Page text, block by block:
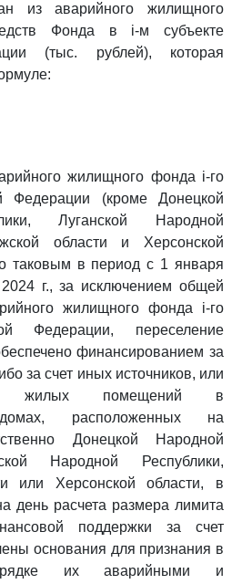
из аварийного жилищного
Фонда в i-м субъекте
(тыс. рублей), которая
жилищного фонда i-го
Федерации (кроме Донецкой
Луганской Народной
области и Херсонской
таковым в период с 1 января
г., за исключением общей
жилищного фонда i-го
Федерации, переселение
финансированием за
за счет иных источников, или
жилых помещений в
домах, расположенных на
Донецкой Народной
Народной Республики,
или Херсонской области, в
день расчета размера лимита
поддержки за счет
основания для признания в
их аварийными и